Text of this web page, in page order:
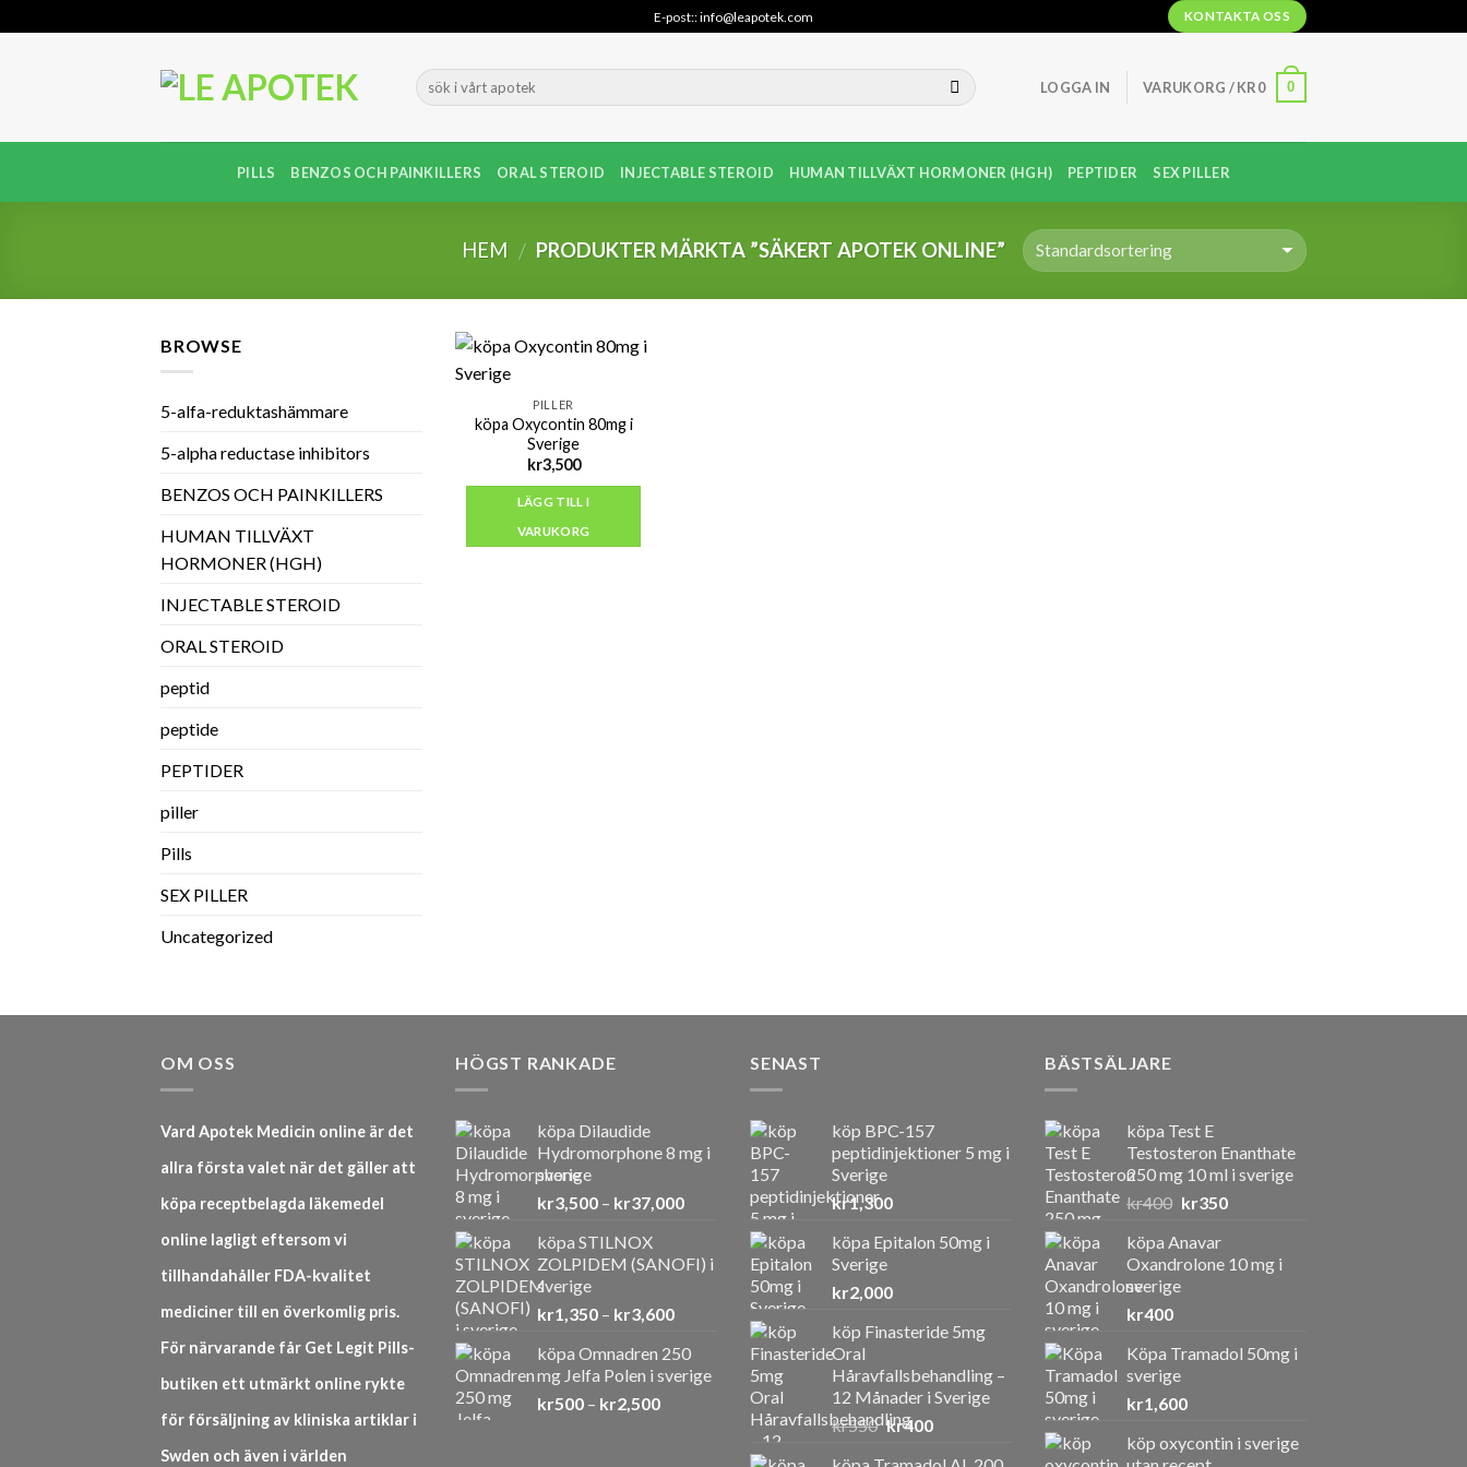
to
E-post:: info@leapotek.com KONTAKTA OSS
LOGGA IN VARUKORG /KR0 0
PILLS BENZOS OCH PAINKILLERS ORAL STEROID INJECTABLE STEROID HUMAN TILLVÄXT HORMONER (HGH) PEPTIDER SEX PILLER
HEM / PRODUKTER MÄRKTA ”SÄKERT APOTEK ONLINE”
BROWSE
5-alfa-reduktashämmare
5-alpha reductase inhibitors
BENZOS OCH PAINKILLERS
HUMAN TILLVÄXT
HORMONER (HGH)
INJECTABLE STEROID
ORAL STEROID
peptid
peptide
PEPTIDER
piller
Pills
SEX PILLER
Uncategorized
PILLER
köpa Oxycontin 80mg i
Sverige
kr3,500
LÄGG TILL I
VARUKORG
OM OSS
Vard Apotek Medicin online är det
allra första valet när det gäller att
köpa receptbelagda läkemedel
online lagligt eftersom vi
tillhandahåller FDA-kvalitet
mediciner till en överkomlig pris.
För närvarande får Get Legit Pills-
butiken ett utmärkt online rykte
för försäljning av kliniska artiklar i
Swden och även i världen
HÖGST RANKADE
köpa Dilaudide
Hydromorphone 8 mg i
sverige
kr3,500 – kr37,000Prisintervall:
kr37,000
köpa STILNOX
ZOLPIDEM (SANOFI) i
sverige
kr1,350 – kr3,600Prisintervall:
till
kr3,600
köpa Omnadren 250
mg Jelfa Polen i sverige
kr500 – kr2,500Prisintervall:
SENAST
köp BPC-157
peptidinjektioner 5 mg i
Sverige
kr1,300
köpa Epitalon 50mg i
Sverige
kr2,000
köp Finasteride 5mg
Oral
Håravfallsbehandling –
12 Månader i Sverige
kr550 Det
kr400Det
BÄSTSÄLJARE
köpa Test E
Testosteron Enanthate
250 mg 10 ml i sverige
kr400 Det
priset
var:
kr400.
kr350Det
är:
köpa Anavar
Oxandrolone 10 mg i
sverige
kr400
Köpa Tramadol 50mg i
sverige
kr1,600
köp oxycontin i sverige